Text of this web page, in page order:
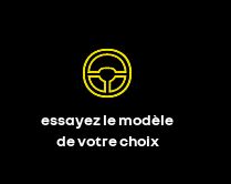
essayez le modèle
de votre choix